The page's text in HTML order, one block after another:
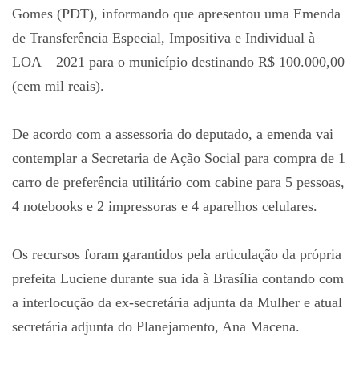
Gomes (PDT), informando que apresentou uma Emenda
de Transferência Especial, Impositiva e Individual à
LOA – 2021 para o município destinando R$ 100.000,00
(cem mil reais).
De acordo com a assessoria do deputado, a emenda vai
contemplar a Secretaria de Ação Social para compra de 1
carro de preferência utilitário com cabine para 5 pessoas,
4 notebooks e 2 impressoras e 4 aparelhos celulares.
Os recursos foram garantidos pela articulação da própria
prefeita Luciene durante sua ida à Brasília contando com
a interlocução da ex-secretária adjunta da Mulher e atual
secretária adjunta do Planejamento, Ana Macena.